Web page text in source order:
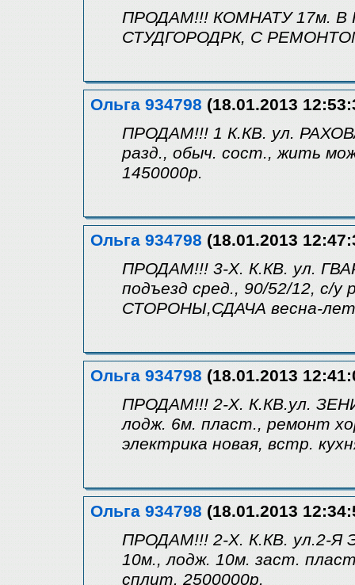
ПРОДАМ!!! КОМНАТУ 17м. В
СТУДГОРОДРК, С
Ольга 934798 (18.01.2013
ПРОДАМ!!! 1 К.КВ. ул.
разд., обыч. сост., жить
1450000р.
Ольга 934798 (18.01.2013
ПРОДАМ!!! 3-Х. К.КВ. ул.
подъезд сред., 90/52/12, с/
СТОРОНЫ,СДАЧА весна-
Ольга 934798 (18.01.2013
ПРОДАМ!!! 2-Х. К.КВ.ул.
лодж. 6м. пласт., ремонт
электрика новая, встр.
Ольга 934798 (18.01.2013
ПРОДАМ!!! 2-Х. К.КВ. ул.2-Я
10м., лодж. 10м. заст.
сплит. 2500000р.